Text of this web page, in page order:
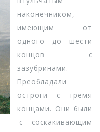
наконечником,
имеющим от
одного до шести
концов с
зазубринами.
Преобладали
остроги с тремя
концами. Они были
— с соскакивающим